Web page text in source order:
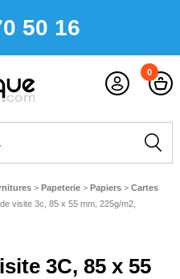
50 16
0
> Papeterie > Papiers > Cartes
visite 3c, 85 x 55 mm, 225g/m2,
3C, 85 x 55